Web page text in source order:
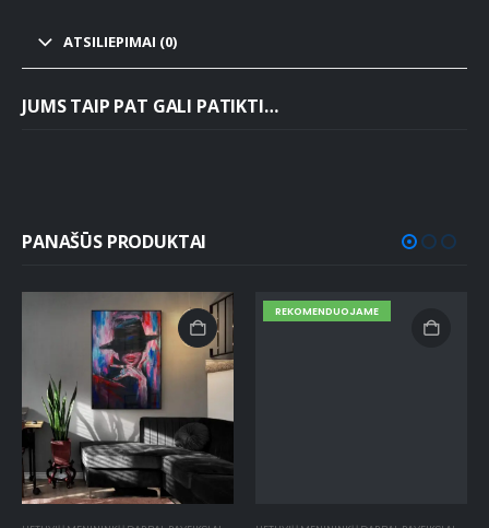
ATSILIEPIMAI (0)
JUMS TAIP PAT GALI PATIKTI…
PANAŠŪS PRODUKTAI
REKOMENDUOJAME